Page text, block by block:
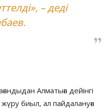
– деді
Алматыға дейінгі
биыл, ал пайдалануға